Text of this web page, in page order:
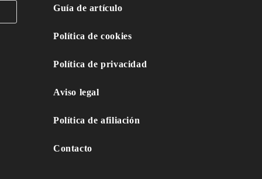
Guía de artículo
Política de cookies
Política de privacidad
Aviso legal
Política de afiliación
Contacto